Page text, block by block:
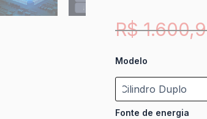
R$
Modelo
Fonte de energia